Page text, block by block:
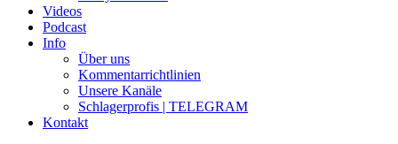
Videos
Podcast
Info
Über uns
Kommentarrichtlinien
Unsere Kanäle
Schlagerprofis | TELEGRAM
Kontakt